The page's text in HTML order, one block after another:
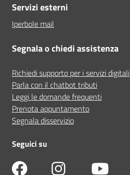
Servizi esterni
Iperbole mail
Segnala o chiedi assistenza
Richiedi supporto per i servizi digitali
Parla con il chatbot tributi
Leggi le domande frequenti
Prenota appuntamento
Segnala disservizio
Seguici su